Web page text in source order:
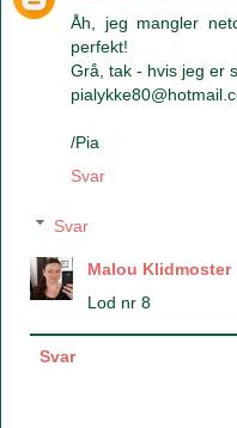
Åh, jeg mangler
perfekt!
Grå, tak - hvis jeg er
/Pia
Svar
Svar
Malou Klidmoster
Lod nr 8
Svar